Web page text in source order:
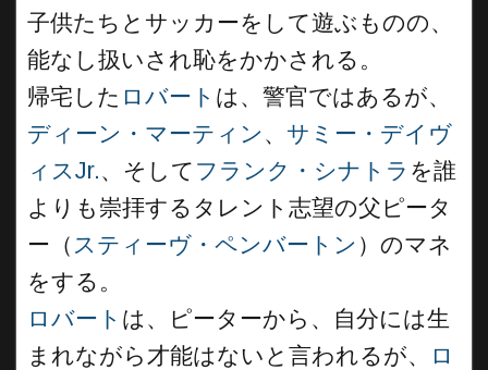
子供たちとサッカーをして遊ぶものの、
能なし扱いされ恥をかかされる。
帰宅した ロバート は、警官ではあるが、
ディーン・マーティン 、 サミー・デイヴ
ィスJr.、そして フランク・シナトラ を誰
よりも崇拝するタレント志望の父ピータ
ー（スティーヴ・ペンバートン ）のマネ
をする。
ロバート は、ピーターから、自分には生
まれながら才能はないと言われるが、
ロ